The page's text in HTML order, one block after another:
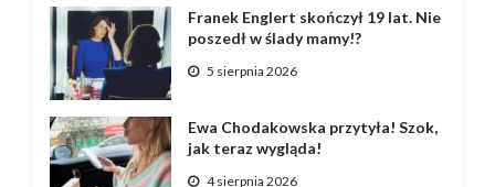
Franek Englert skończył 19 lat. Nie
poszedł w ślady mamy!?
5 sierpnia 2026
Ewa Chodakowska przytyła! Szok,
jak teraz wygląda!
4 sierpnia 2026